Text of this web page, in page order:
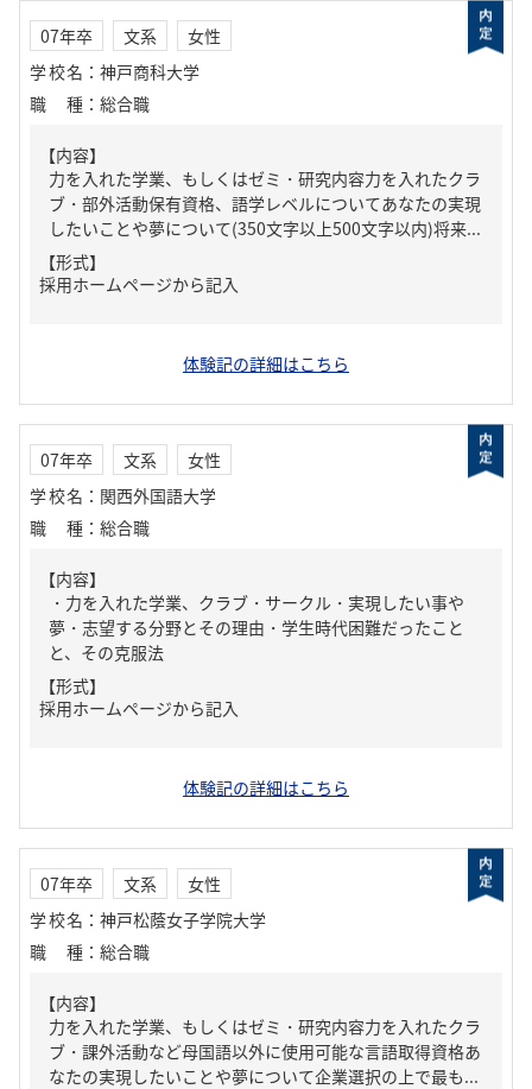
07年卒 文系
女性
学校名 ： 神戸商科大学
職種 ： 総合職
【内容】
力を入れた学業、もしくはゼミ・研究内容力を入れたクラ
ブ・部外活動保有資格、語学レベルについてあなたの実現
したいことや夢について(350文字以上500文字以内)将来...
【形式】
採用ホームページから記入
体験記の詳細はこちら
07年卒 文系
女性
学校名 ： 関西外国語大学
職種 ： 総合職
【内容】
・力を入れた学業、クラブ・サークル・実現したい事や
夢・志望する分野とその理由・学生時代困難だったこと
と、その克服法
【形式】
採用ホームページから記入
体験記の詳細はこちら
07年卒 文系
女性
学校名 ： 神戸松蔭女子学院大学
職種 ： 総合職
【内容】
力を入れた学業、もしくはゼミ・研究内容力を入れたクラ
ブ・課外活動など母国語以外に使用可能な言語取得資格あ
なたの実現したいことや夢について企業選択の上で最も...